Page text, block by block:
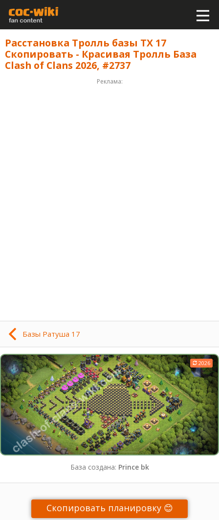
Расстановка Тролль базы ТХ 17
Скопировать - Красивая Тролль База
Clash of Clans 2026, #2737
Реклама:
Базы Ратуша 17
2026
База создана: Prince bk
Скопировать планировку 😊